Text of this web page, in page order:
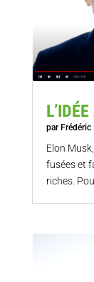
par Frédéric
Elon
fusées et
riches.